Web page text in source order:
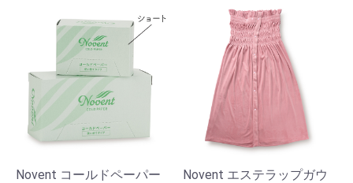
Novent コールドペーパー
Novent エステラップガウ